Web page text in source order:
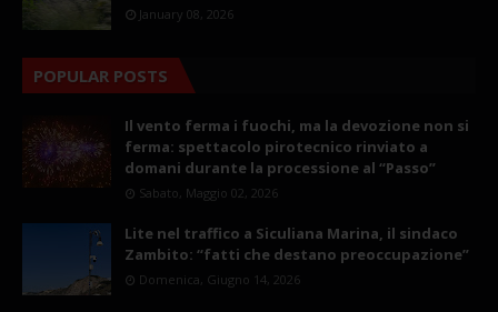
January 08, 2026
POPULAR POSTS
Il vento ferma i fuochi, ma la devozione non si
ferma: spettacolo pirotecnico rinviato a
domani durante la processione al “Passo”
Sabato, Maggio 02, 2026
Lite nel traffico a Siculiana Marina, il sindaco
Zambito: “fatti che destano preoccupazione”
Domenica, Giugno 14, 2026